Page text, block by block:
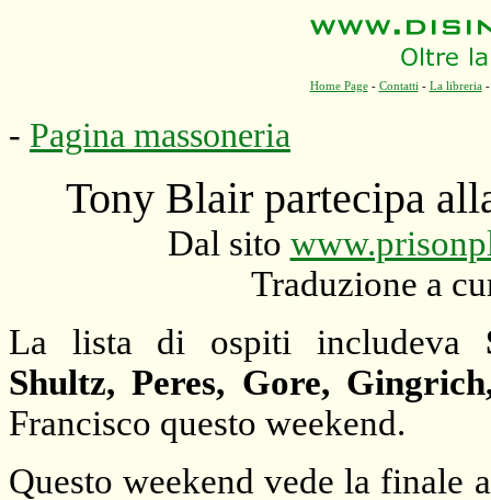
Home Page- Contatti - La libreria
- Pagina massoneria
Tony Blair partecipa
Dal sito
Traduzione a
La lista di ospiti includeva
Shultz, Peres, Gore,
Francisco questo weekend.
Questo weekend vede la finale